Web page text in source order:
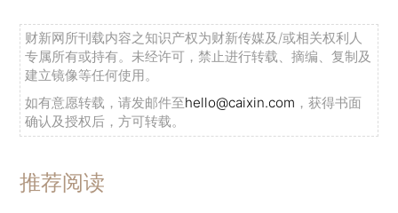
财新网所刊载内容之知识产权为财新传媒及/或相关权利人
专属所有或持有。未经许可，禁止进行转载、摘编、复制及
建立镜像等任何使用。
如有意愿转载，请发邮件至hello@caixin.com ，获得书面
确认及授权后，方可转载。
推荐阅读